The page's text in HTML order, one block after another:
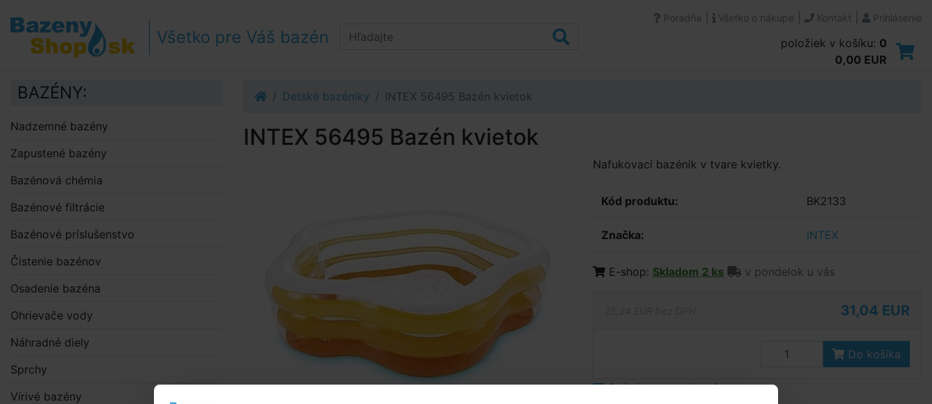
Prejsť na obsah
Prejsť k bočnému stĺpci
Klávesové skratky
Všetko pre Váš bazén
Poradňa Všetko o nákupe Kontakt Prihlásenie
položiek v košíku: 0
0,00 EUR
Detské bazéniky INTEX 56495 Bazén kvietok
INTEX 56495 Bazén kvietok
Nafukovací bazénik v tvare kvietky.
Kód produktu: BK2133
Značka: INTEX
E-shop: Skladom 2 ks v pondelok u vás
31,04 EUR
Do košíka
Spýtajte sa predavača
BAZÉNY:
Nadzemné bazény
Zapustené bazény
Bazénová chémia
Bazénové filtrácie
Bazénové príslušenstvo
Čistenie bazénov
Osadenie bazéna
Ohrievače vody
Náhradné diely
Sprchy
Vírivé bazény